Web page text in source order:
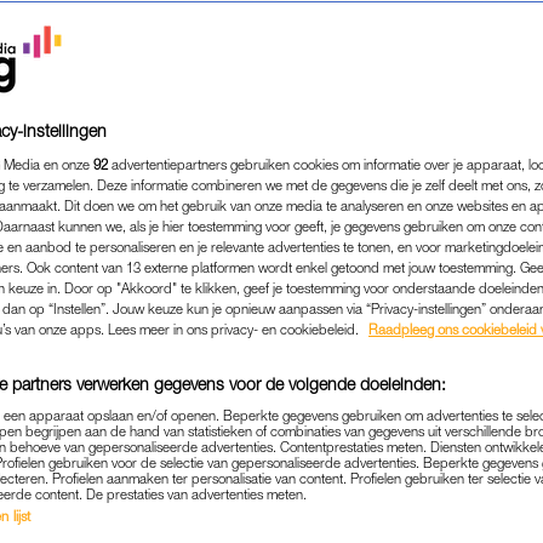
| BARBARA VAN
'IK VOELDE ME
IN MIJN
EXTRA INTERVIEW
16-02-2023 | LEON VERDONSCHOT
voor LINDA.nl iemand wekelijks iemand het vuur
instellingen
en onze 92 advertentiepartners gebruiken cookies om informatie over je apparaat,
te verzamelen. Deze informatie combineren we met de gegevens die je zelf deelt met ons,
Dit doen we om het gebruik van onze media te analyseren en onze websites en
kunnen we, als je hier toestemming voor geeft, je gegevens gebruiken om onze
en aanbod te personaliseren en je relevante advertenties te tonen, en voor
Ook content van 13 externe platformen wordt enkel getoond met jouw toestemming.
keuze in. Door op "Akkoord" te klikken, geef je toestemming voor onderstaande
op “Instellen”. Jouw keuze kun je opnieuw aanpassen via “Privacy-instellingen”
van onze apps. Lees meer in ons privacy- en cookiebeleid.
Raadpleeg ons cookiebeleid
partners verwerken gegevens voor de volgende doeleinden:
apparaat opslaan en/of openen. Beperkte gegevens gebruiken om advertenties te
begrijpen aan de hand van statistieken of combinaties van gegevens uit verschillende
behoeve van gepersonaliseerde advertenties. Contentprestaties meten. Diensten
gebruiken voor de selectie van gepersonaliseerde advertenties. Beperkte
Profielen aanmaken ter personalisatie van content. Profielen gebruiken ter selectie
content. De prestaties van advertenties meten.
lijst